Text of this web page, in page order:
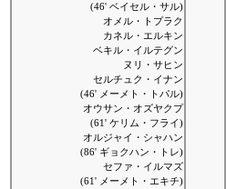
(46' ベイセル・サル)
オメル・トプラク
カネル・エルキン
ベキル・イルテグン
ヌリ・サヒン
セルチュク・イナン
(46' メーメト・トパル)
オウサン・オズヤクプ
(61' ケリム・フライ)
オルジャイ・シャハン
(86' ギョクハン・トレ)
セファ・イルマズ
(61' メーメト・エキチ)